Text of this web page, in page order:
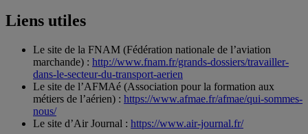
Liens utiles
Le site de la FNAM (Fédération nationale de l’aviation
marchande) : http://www.fnam.fr/grands-dossiers/travailler-
dans-le-secteur-du-transport-aerien
Le site de l’AFMAé (Association pour la formation aux
métiers de l’aérien) : https://www.afmae.fr/afmae/qui-sommes-
nous/
Le site d’Air Journal : https://www.air-journal.fr/